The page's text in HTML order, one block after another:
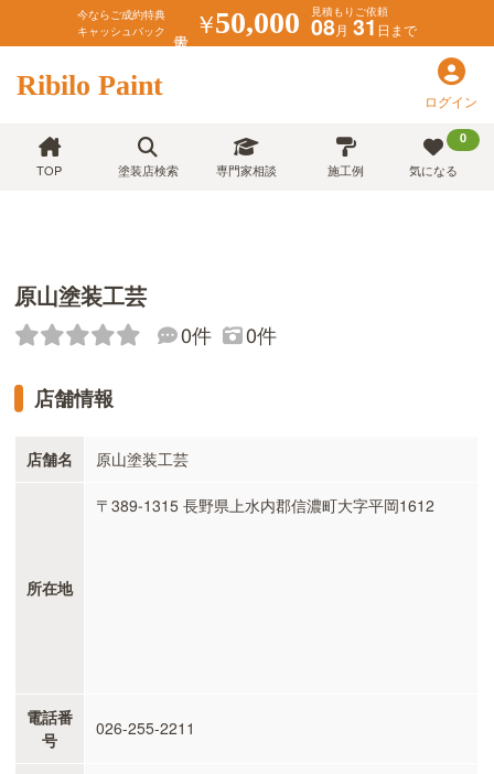
今ならご成約特典
キャッシュバック
￥50,000 見積もりご依頼
08月 31日まで
Ribilo Paint ログイン
TOP 塗装店検索 専門家相談 施工例
0
気になる
原山塗装工芸
0件 0件
店舗情報
店舗名 原山塗装工芸
所在地
〒389-1315 長野県上水内郡信濃町大字平岡1612
電話番
号
026-255-2211